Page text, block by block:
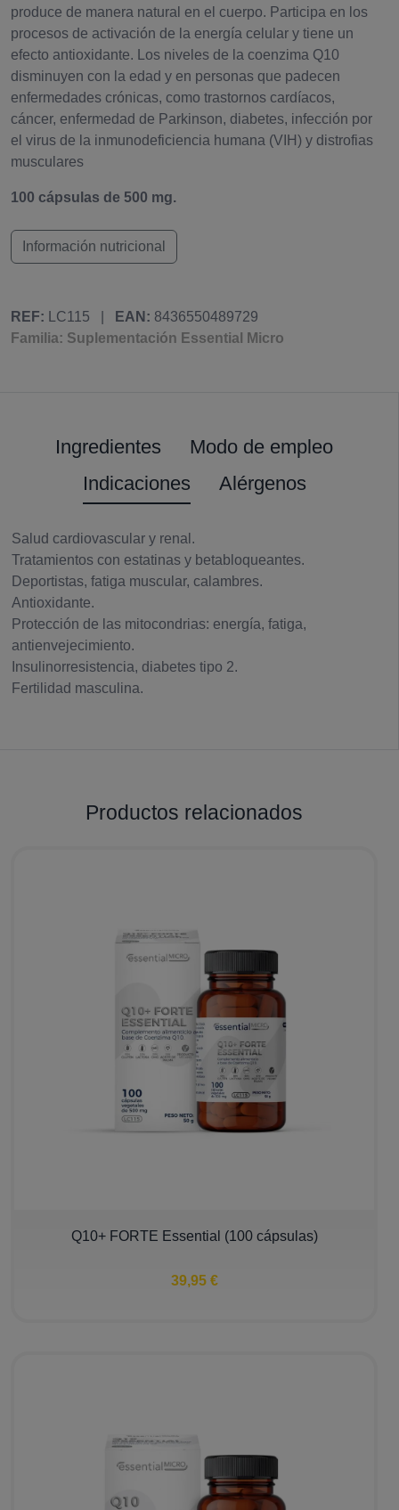
produce de manera natural en el cuerpo. Participa en los
procesos de activación de la energía celular y tiene un
efecto antioxidante. Los niveles de la coenzima Q10
disminuyen con la edad y en personas que padecen
enfermedades crónicas, como trastornos cardíacos,
cáncer, enfermedad de Parkinson, diabetes, infección por
el virus de la inmunodeficiencia humana (VIH) y distrofias
musculares
100 cápsulas de 500 mg.
Información nutricional
REF: LC115 EAN: 8436550489729
Familia: Suplementación Essential Micro
Ingredientes
Modo de empleo
Indicaciones
Alérgenos
Salud cardiovascular y renal.
Tratamientos con estatinas y betabloqueantes.
Deportistas, fatiga muscular, calambres.
Antioxidante.
Protección de las mitocondrias: energía, fatiga,
antienvejecimiento.
Insulinorresistencia, diabetes tipo 2.
Fertilidad masculina.
Productos relacionados
Q10+ FORTE Essential (100 cápsulas)
39,95 €